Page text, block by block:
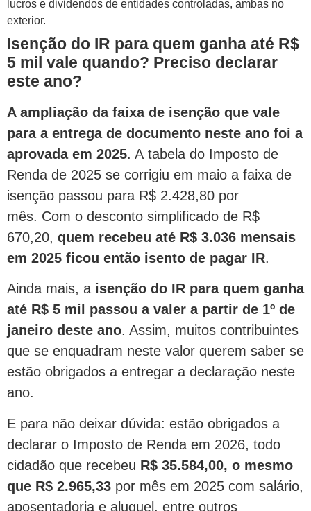
lucros e dividendos de entidades controladas, ambas no
exterior.
Isenção do IR para quem ganha até R$
5 mil vale quando? Preciso declarar
este ano?
A ampliação da faixa de isenção que vale
para a entrega de documento neste ano foi a
aprovada em 2025. A tabela do Imposto de
Renda de 2025 se corrigiu em maio a faixa de
isenção passou para R$ 2.428,80 por
mês. Com o desconto simplificado de R$
670,20, quem recebeu até R$ 3.036 mensais
em 2025 ficou então isento de pagar IR.
Ainda mais, a isenção do IR para quem ganha
até R$ 5 mil passou a valer a partir de 1º de
janeiro deste ano. Assim, muitos contribuintes
que se enquadram neste valor querem saber se
estão obrigados a entregar a declaração neste
ano.
E para não deixar dúvida: estão obrigados a
declarar o Imposto de Renda em 2026, todo
cidadão que recebeu R$ 35.584,00, o mesmo
que R$ 2.965,33 por mês em 2025 com salário,
aposentadoria e aluguel, entre outros